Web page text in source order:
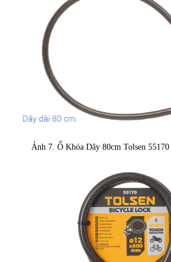
Ảnh 7. Ổ Khóa Dây 80cm Tolsen 55170